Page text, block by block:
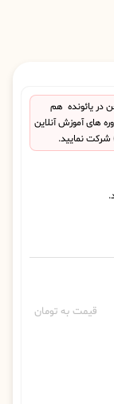
در یائونده هم
های آموزش آنلاین
شرکت نمایید.
قیمت به تومان